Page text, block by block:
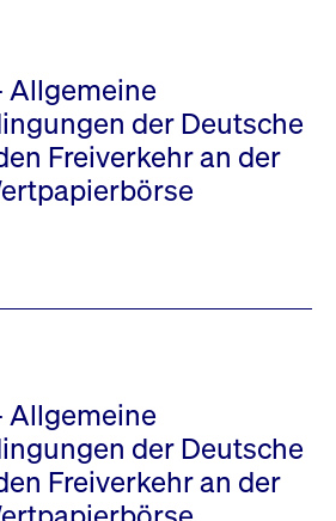
Allgemeine
der Deutsche
Freiverkehr an der
Allgemeine
der Deutsche
Freiverkehr an der